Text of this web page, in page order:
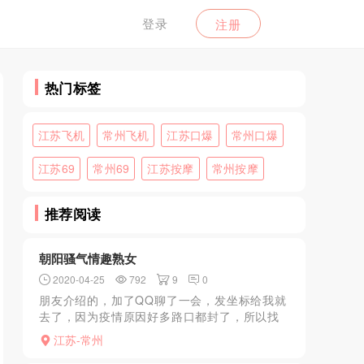
登录 注册
热门标签
江苏飞机 常州飞机 江苏口爆 常州口爆
江苏69 常州69 江苏按摩 常州按摩
推荐阅读
朝阳骚气情趣熟女
2020-04-25 792 9 0
朋友介绍的，加了QQ聊了一会，发坐标给我就
去了，因为疫情原因好多路口都封了，所以找
了很长时间才找到，进门直接就穿了一件跟暴
露的情趣内衣，虽然年纪有点大，但是服务很
江苏-常州